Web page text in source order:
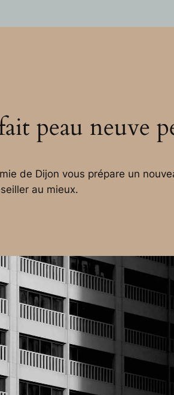
peau neuve
de Dijon vous prépare un
au mieux.